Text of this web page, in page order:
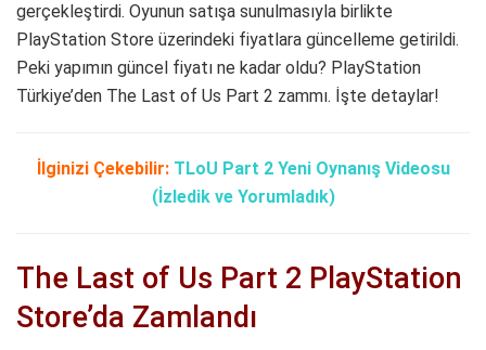
gerçekleştirdi. Oyunun satışa sunulmasıyla birlikte
PlayStation Store üzerindeki fiyatlara güncelleme getirildi.
Peki yapımın güncel fiyatı ne kadar oldu? PlayStation
Türkiye’den The Last of Us Part 2 zammı. İşte detaylar!
İlginizi Çekebilir: TLoU Part 2 Yeni Oynanış Videosu
(İzledik ve Yorumladık)
The Last of Us Part 2 PlayStation
Store’da Zamlandı